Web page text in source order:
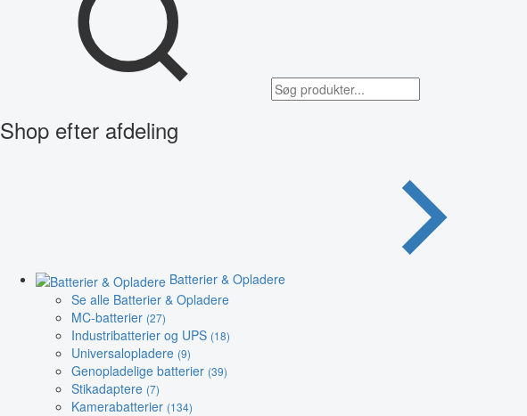
Shop efter afdeling
Batterier & Opladere
Se alle Batterier & Opladere
MC-batterier (27)
Industribatterier og UPS (18)
Universalopladere (9)
Genopladelige batterier (39)
Stikadaptere (7)
Kamerabatterier (134)